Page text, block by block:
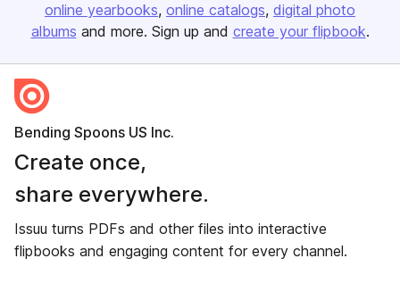
online yearbooks online catalogs digital photo
albums and more. Sign up and create your flipbook.
Bending Spoons US Inc.
Create once,
share everywhere.
Issuu turns PDFs and other files into interactive
flipbooks and engaging content for every channel.